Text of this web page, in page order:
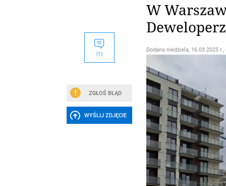
(1)
ZGŁOŚ BŁĄD
WYŚLIJ ZDJĘCIE
W
Dodano niedziela, 16.03.2025 r.,